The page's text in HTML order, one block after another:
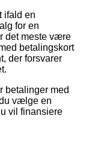
ifald en
for en
det meste være
betalingskort
der forsvarer
betalinger med
vælge en
vil finansiere